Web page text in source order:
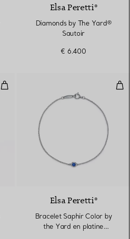
Elsa Peretti®
Diamonds by The Yard®
Sautoir
€ 6.400
Color by the Yard Boucles
Elsa Peretti®
Bracelet Saphir Color by
the Yard en platine